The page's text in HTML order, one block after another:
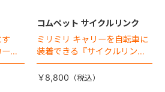
ト
コムペット サイクルリンク
ミリミリ キャリーを自転車に
装着できる『サイクルリン
ク』が登場！
￥8,800